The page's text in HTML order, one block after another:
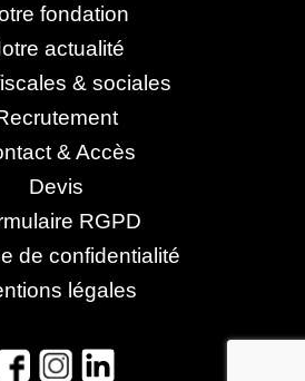
fondation
actualité
fiscales & sociales
& Accès
Devis
RGPD
de confidentialité
légales